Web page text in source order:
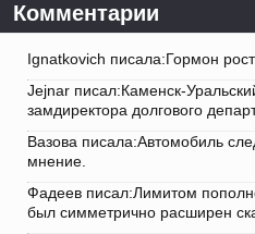
Комментарии
Ignatkovich писала:Гормон
Jejnar писал:Каменск-
замдиректора долгового
Вазова писала:Автомобиль
мнение.
Фадеев писал:Лимитом
был симметрично расширен